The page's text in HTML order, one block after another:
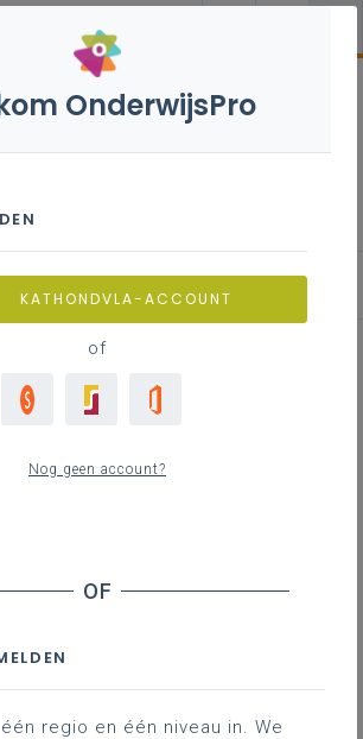
versie van het
de volledige 2de
1 september 2024.
OnderwijsPro
KATHONDVLA-ACCOUNT
of
Nog geen account?
regio en één niveau in. We